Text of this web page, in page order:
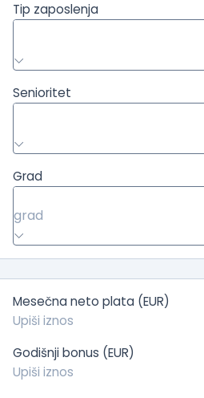
Tip zaposlenja
Senioritet
Grad
grad
Mesečna neto plata (EUR)
Godišnji bonus (EUR)